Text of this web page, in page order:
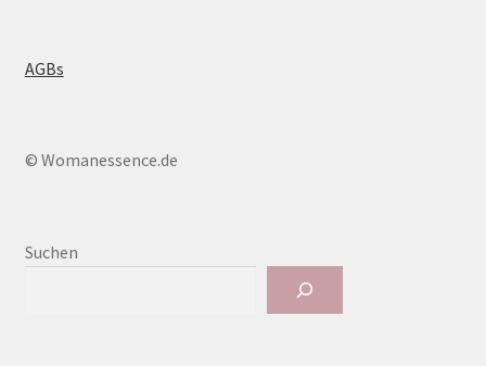
AGBs
© Womanessence.de
Suchen